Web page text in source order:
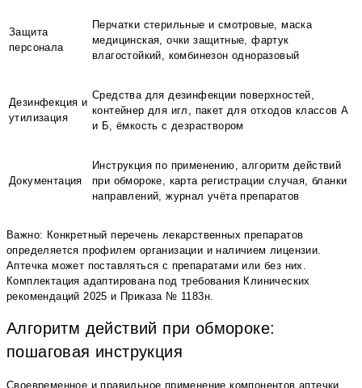
Защита
персонала
Перчатки стерильные и смотровые, маска
медицинская, очки защитные, фартук
влагостойкий, комбинезон одноразовый
Дезинфекция и
утилизация
Средства для дезинфекции поверхностей,
контейнер для игл, пакет для отходов классов А
и Б, ёмкость с дезраствором
Документация
Инструкция по применению, алгоритм действий
при обмороке, карта регистрации случая, бланки
направлений, журнал учёта препаратов
Важно: Конкретный перечень лекарственных препаратов
определяется профилем организации и наличием лицензии.
Аптечка может поставляться с препаратами или без них.
Комплектация адаптирована под требования Клинических
рекомендаций 2025 и Приказа № 1183н.
Алгоритм действий при обмороке:
пошаговая инструкция
Своевременное и правильное применение компонентов аптечки